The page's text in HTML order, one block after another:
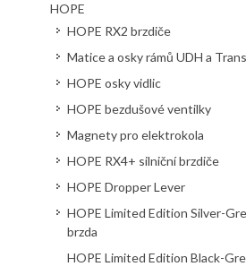
HOPE
HOPE RX2 brzdiče
Matice a osky rámů UDH a
HOPE osky vidlic
HOPE bezdušové ventilky
Magnety pro elektrokola
HOPE RX4+ silniční brzdiče
HOPE Dropper Lever
HOPE Limited Edition Silver-
brzda
HOPE Limited Edition Black-